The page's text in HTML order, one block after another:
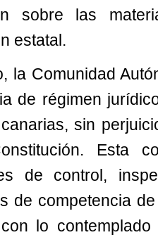
sobre las
estatal.
la Comunidad
de régimen
sin
Esta
de control,
de competencia
lo